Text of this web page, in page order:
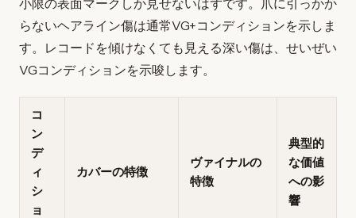
小限の表面マークしか見せないはずです。爪に引っかか
らないヘアライン傷は通常VG+コンディションを示しま
す。レコードを傾けなくても見える深い傷は、せいぜい
VGコンディションを示唆します。
コ
ン
デ
ィ
シ
ョ
カバーの特徴
ヴァイナルの
特徴
典型的
な価値
への影
響